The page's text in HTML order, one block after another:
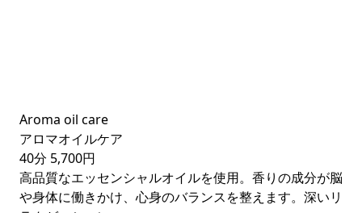
Aroma oil care
アロマオイルケア
40分 5,700円
高品質なエッセンシャルオイルを使用。香りの成分が脳
や身体に働きかけ、心身のバランスを整えます。深いリ